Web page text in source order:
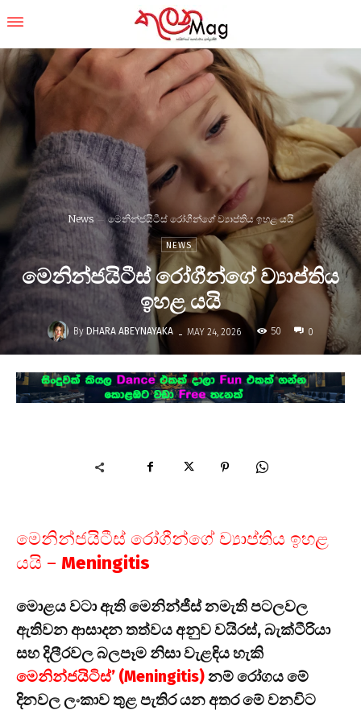
News මෙනින්ජයිටීස් රෝගීන්ගේ ව්‍යාප්තිය ඉහළ යයි
NEWS
මෙනින්ජයිටීස් රෝගීන්ගේ ව්‍යාප්තිය
ඉහළ යයි
By DHARA ABEYNAYAKA - MAY 24, 2026 50 0
මෙනින්ජයිටීස් රෝගීන්ගේ ව්‍යාප්තිය ඉහළ
යයි – Meningitis
මොළය වටා ඇති මෙනින්ජීස් නමැති පටලවල
ඇතිවන ආසාදන තත්වය අනුව වයිරස්, බැක්ටීරියා
සහ දිලීරවල බලපෑම නිසා වැළඳිය හැකි
මෙනින්ජයිටිස්’ (Meningitis)නම් රෝගය මේ
දිනවල ලංකාව තුළ පැතිර යන අතර මේ වනවිට